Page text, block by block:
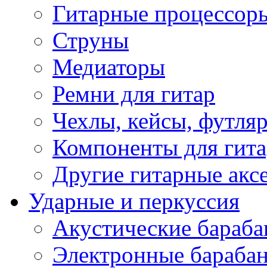
Гитарные
Струны
Медиаторы
Ремни для гитар
Чехлы, кейсы,
Компоненты для
Другие гитарные
Ударные и перкуссия
Акустические
Электронные